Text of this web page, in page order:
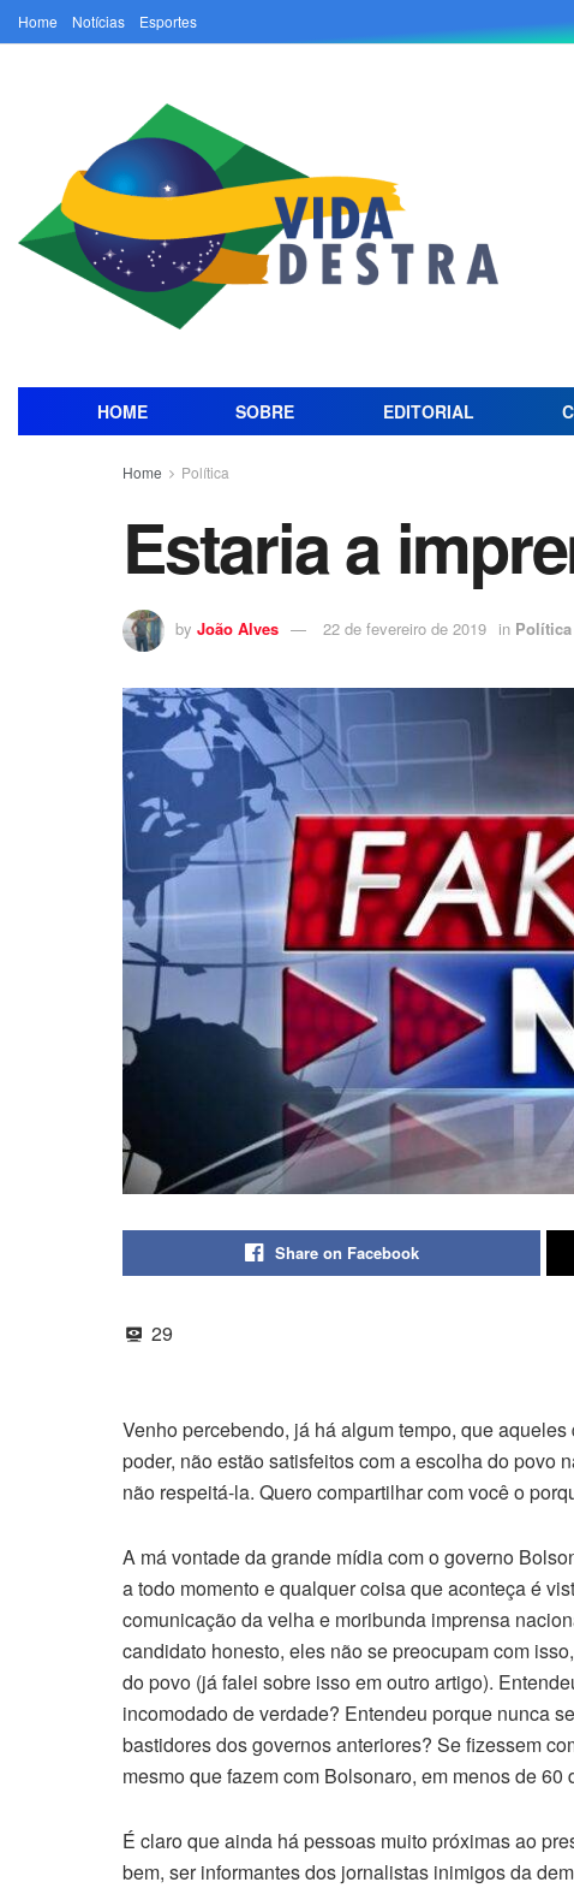
Home Notícias Esportes
HOME SOBRE EDITORIAL
Home Política
Estaria a
by João Alves 22 de fevereiro de 2019 in Política
Share on Facebook
29
Venho percebendo, já há algum tempo, que
poder, não estão satisfeitos com a escolha do povo
não respeitá-la. Quero compartilhar com você o
A má vontade da grande mídia com o governo
a todo momento e qualquer coisa que aconteça é
comunicação da velha e moribunda imprensa
candidato honesto, eles não se preocupam com
do povo (já falei sobre isso em outro artigo).
incomodado de verdade? Entendeu porque nunca
bastidores dos governos anteriores? Se fizessem
mesmo que fazem com Bolsonaro, em menos de
É claro que ainda há pessoas muito próximas ao
bem, ser informantes dos jornalistas inimigos da